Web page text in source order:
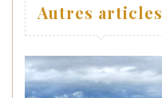
Autres articles